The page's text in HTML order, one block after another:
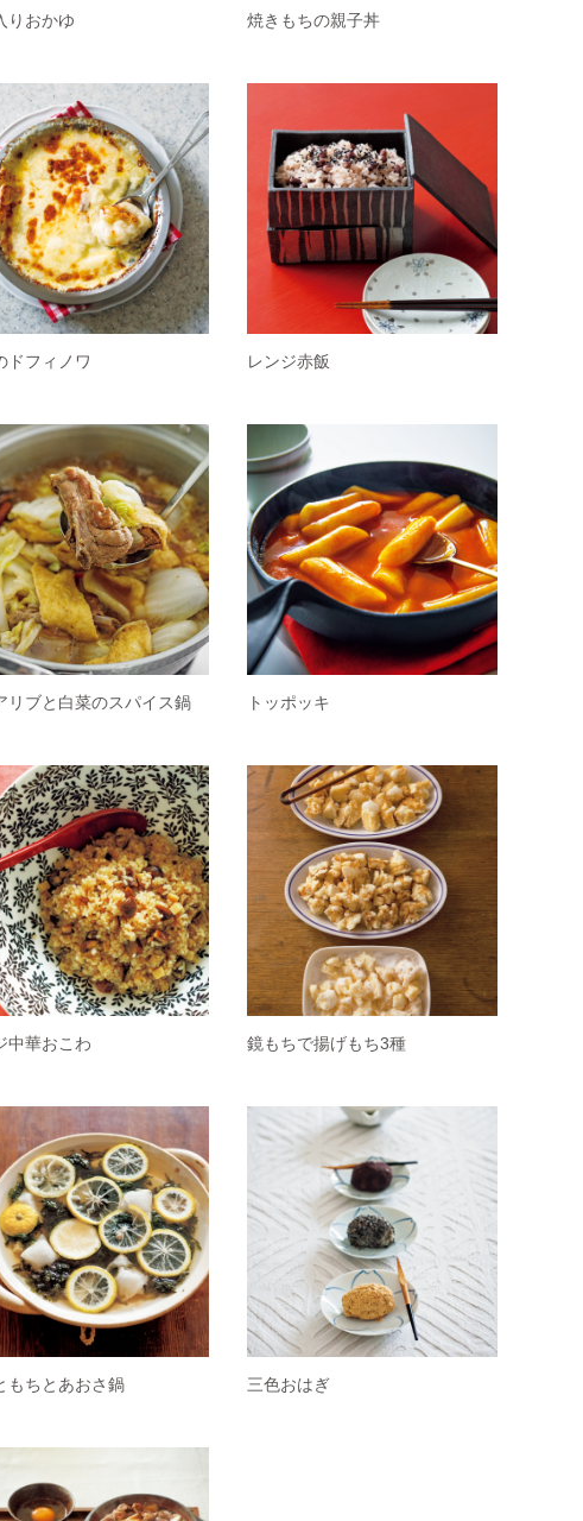
りおかゆ 焼きもちの親子丼
ドフィノワ レンジ赤飯
リブと白菜のスパイス鍋 トッポッキ
中華おこわ 鏡もちで揚げもち3種
もちとあおさ鍋 三色おはぎ